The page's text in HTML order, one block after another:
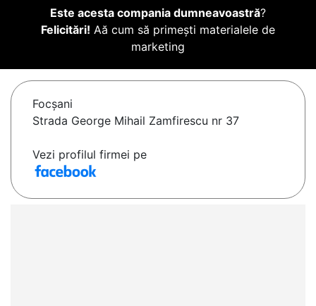
Este acesta compania dumneavoastră?
Felicitări! Aă cum să primești materialele de
marketing
Focşani
Strada George Mihail Zamfirescu nr 37
Vezi profilul firmei pe